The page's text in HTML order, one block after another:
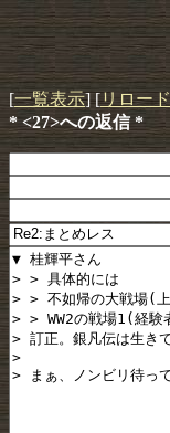
[一覧表示] [リロード
* <27>への返信 *